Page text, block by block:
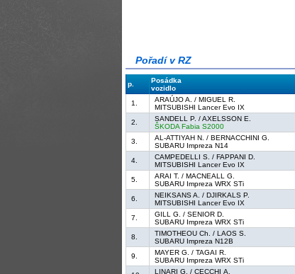
Pořadí v RZ
p.
Posádka
vozidlo
1.
ARAÚJO A. / MIGUEL R.
MITSUBISHI Lancer Evo IX
2.
SANDELL P. / AXELSSON E.
ŠKODA Fabia S2000
3.
AL-ATTIYAH N. / BERNACCHINI G.
SUBARU Impreza N14
4.
CAMPEDELLI S. / FAPPANI D.
MITSUBISHI Lancer Evo IX
5.
ARAI T. / MACNEALL G.
SUBARU Impreza WRX STi
6.
NEIKSANS A. / DJIRKALS P.
MITSUBISHI Lancer Evo IX
7.
GILL G. / SENIOR D.
SUBARU Impreza WRX STi
8.
TIMOTHEOU Ch. / LAOS S.
SUBARU Impreza N12B
9.
MAYER G. / TAGAI R.
SUBARU Impreza WRX STi
LINARI G. / CECCHI A.